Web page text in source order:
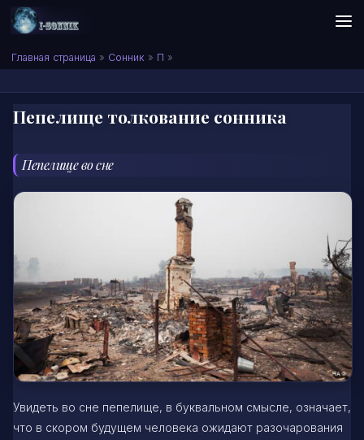
Skip to content
Сонник I-SONNIK.COM
Главная страница » Сонник » П »
Пепелище толкование сонника
Пепелище во сне
Увидеть во сне пепелище, в буквальном смысле, означает,
что в скором будущем человека ожидают разочарования